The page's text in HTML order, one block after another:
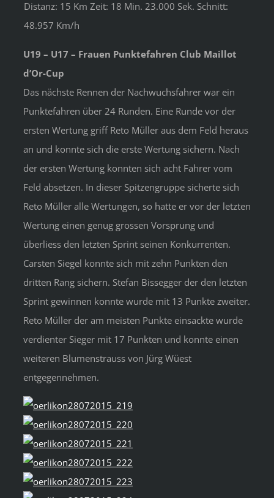
Distanz: 15 Km Zeit: 18 Min. 23.000 Sek. Schnitt:
48.957 Km/h
U19 – U17 – Frauen Punktefahren Club Maillot
d’Or-Cup
Das nächste Rennen der Nachwuchsfahrer war ein
Punktefahren über 24 Runden. Eine Runde vor der
ersten Wertung griff Reto Müller aus dem Feld heraus
an und konnte sich die erste Wertung sichern. Nach
der ersten Wertung konnten sich acht Fahrer vom
Feld absetzen. In dieser Spitzengruppe sicherte sich
Reto Müller alle Wertungen, so hatte er vor der letzten
Wertung einen genug grossen Vorsprung und
überliess den letzten Sprint seinen Konkurrenten.
Carsten Siegel konnte sich mit zehn Punkten den
dritten Rang sichern. Stefan Bissegger der den letzten
Sprint gewinnen konnte wurde mit 13 Punkte zweiter.
Reto Müller der am meisten Punkte einsackte wurde
verdienter Sieger mit 17 Punkten und konnte einen
weiteren Blumenstrauss von Jürg Wüest
entgegennehmen.